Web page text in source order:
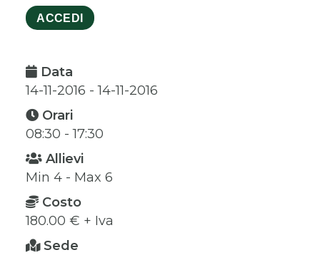
ACCEDI
Data
14-11-2016 - 14-11-2016
Orari
08:30 - 17:30
Allievi
Min 4 - Max 6
Costo
180.00 € + Iva
Sede